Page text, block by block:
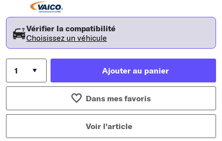
Vérifier la compatibilité
Choisissez un véhicule
Ajouter au panier
Dans mes favoris
Voir l'article